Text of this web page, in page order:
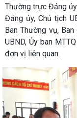
Thường trực Đảng
Đảng ủy, Chủ tịch
Ban Thường vụ,
UBND, Ủy ban
đơn vị liên quan.